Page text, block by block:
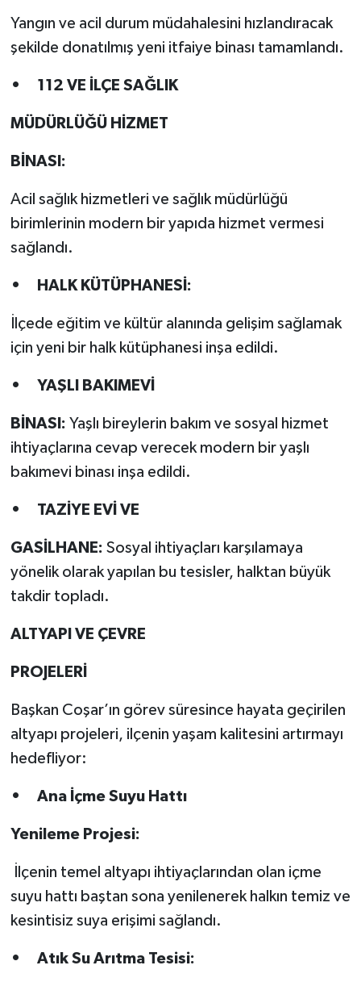
Yangın ve acil durum müdahalesini hızlandıracak
şekilde donatılmış yeni itfaiye binası tamamlandı.
• 112 VE İLÇE SAĞLIK
MÜDÜRLÜĞÜ HİZMET
BİNASI:
Acil sağlık hizmetleri ve sağlık müdürlüğü
birimlerinin modern bir yapıda hizmet vermesi
sağlandı.
• HALK KÜTÜPHANESİ:
İlçede eğitim ve kültür alanında gelişim sağlamak
için yeni bir halk kütüphanesi inşa edildi.
• YAŞLI BAKIMEVİ
BİNASI: Yaşlı bireylerin bakım ve sosyal hizmet
ihtiyaçlarına cevap verecek modern bir yaşlı
bakımevi binası inşa edildi.
• TAZİYE EVİ VE
GASİLHANE: Sosyal ihtiyaçları karşılamaya
yönelik olarak yapılan bu tesisler, halktan büyük
takdir topladı.
ALTYAPI VE ÇEVRE
PROJELERİ
Başkan Coşar’ın görev süresince hayata geçirilen
altyapı projeleri, ilçenin yaşam kalitesini artırmayı
hedefliyor:
• Ana İçme Suyu Hattı
Yenileme Projesi:
İlçenin temel altyapı ihtiyaçlarından olan içme
suyu hattı baştan sona yenilenerek halkın temiz ve
kesintisiz suya erişimi sağlandı.
• Atık Su Arıtma Tesisi: